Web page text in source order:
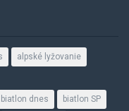
alpské lyžovanie
biatlon dnes biatlon SP